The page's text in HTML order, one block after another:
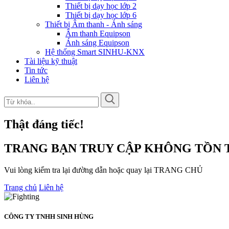
Thiết bị dạy học lớp 2
Thiết bị dạy học lớp 6
Thiết bị Âm thanh - Ánh sáng
Âm thanh Equipson
Ánh sáng Equipson
Hệ thống Smart SINHU-KNX
Tài liệu kỹ thuật
Tin tức
Liên hệ
Thật đáng tiếc!
TRANG BẠN TRUY CẬP KHÔNG TỒN
Vui lòng kiểm tra lại đường dẫn hoặc quay lại TRANG CHỦ
Trang chủ Liên hệ
CÔNG TY TNHH SINH HÙNG